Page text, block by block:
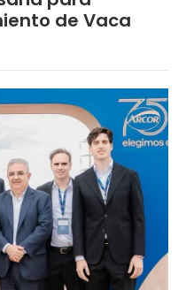
de Vaca